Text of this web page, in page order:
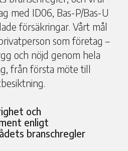
med ID06, Bas-P/Bas-U
försäkringar. Vårt mål
som företag –
och nöjd genom hela
från första möte till
och
enligt
branschregler